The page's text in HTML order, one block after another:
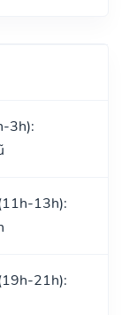
3h):
13h):
21h):